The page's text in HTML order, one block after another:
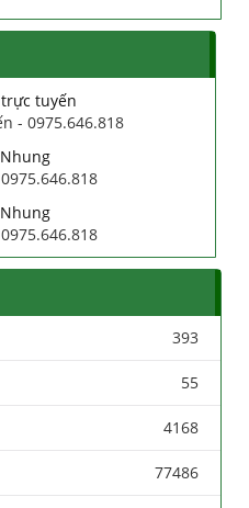
- 0975.646.818
393
55
4168
77486